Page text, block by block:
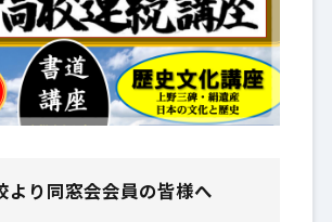
より同窓会会員の皆様へ